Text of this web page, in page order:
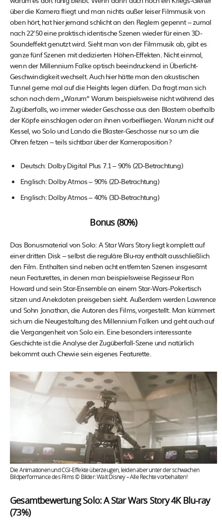
über die Kamera fliegt und man nichts außer leiser Filmmusik von
oben hört, hat hier jemand schlicht an den Reglern gepennt – zumal
nach 22’50 eine praktisch identische Szenen wieder für einen 3D-
Soundeffekt genutzt wird. Sieht man von der Filmmusik ab, gibt es
ganze fünf Szenen mit dedizierten Höhen-Effekten. Nicht einmal,
wenn der Millennium Falke optisch beeindruckend in Überlicht-
Geschwindigkeit wechselt. Auch hier hätte man den akustischen
Tunnel gerne mal auf die Heights legen dürfen. Da fragt man sich
schon nach dem „Warum“ Warum beispielsweise nicht während des
Zugüberfalls, wo immer wieder Geschosse aus den Blastern oberhalb
der Köpfe einschlagen oder an ihnen vorbeifliegen. Warum nicht auf
Kessel, wo Solo und Lando die Blaster-Geschosse nur so um die
Ohren fetzen – teils sichtbar über der Kameraposition?
Deutsch: Dolby Digital Plus 7.1 – 90% (2D-Betrachtung)
Englisch: Dolby Atmos – 90% (2D-Betrachtung)
Englisch: Dolby Atmos – 40% (3D-Betrachtung)
Bonus (80%)
Das Bonusmaterial von Solo: A Star Wars Story liegt komplett auf
einer dritten Disk – selbst die reguläre Blu-ray enthält ausschließlich
den Film. Enthalten sind neben acht entfernten Szenen insgesamt
neun Featurettes, in denen man beispielsweise Regisseur Ron
Howard und sein Star-Ensemble an einem Star-Wars-Pokertisch
sitzen und Anekdoten preisgeben sieht. Außerdem werden Lawrence
und Sohn Jonathan, die Autoren des Films, vorgestellt. Man kümmert
sich um die Neugestaltung des Millennium Falken und geht auch auf
die Vergangenheit von Solo ein. Eine besonders interessante
Geschichte ist die Analyse der Zugüberfall-Szene und natürlich
bekommt auch Chewie sein eigenes Featurette.
Die Animationen und CGI-Effekte überzeugen, leiden aber unter der schwachen
Bildperformance des Films © Bilder: Walt Disney – Alle Rechte vorbehalten!
Gesamtbewertung Solo: A Star Wars Story 4K Blu-ray
(73%)